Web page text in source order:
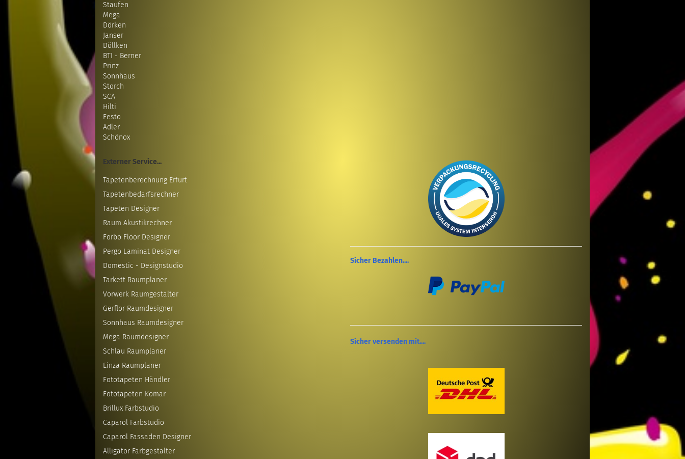
Staufen
Mega
Dörken
Janser
Döllken
BTI - Berner
Prinz
Sonnhaus
Storch
SCA
Hilti
Festo
Adler
Schönox
Externer Service...
Tapetenberechnung Erfurt
Tapetenbedarfsrechner
Tapeten Designer
Raum Akustikrechner
Forbo Floor Designer
Pergo Laminat Designer
Domestic - Designstudio
Tarkett Raumplaner
Vorwerk Raumgestalter
Gerflor Raumdesigner
Sonnhaus Raumdesigner
Mega Raumdesigner
Schlau Raumplaner
Einza Raumplaner
Fototapeten Händler
Fototapeten Komar
Brillux Farbstudio
Caparol Farbstudio
Caparol Fassaden Designer
Alligator Farbgestalter
Sicher Bezahlen....
Sicher versenden mit....